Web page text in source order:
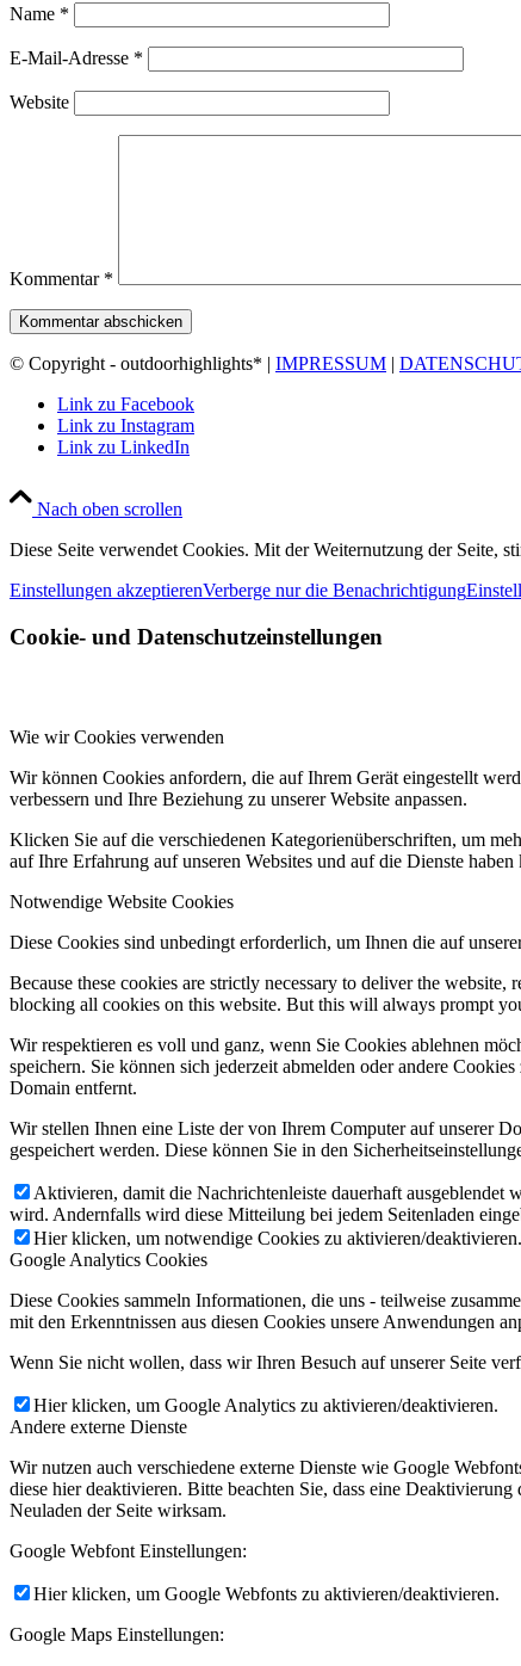
Name *
E-Mail-Adresse *
Website
Kommentar *
© Copyright - outdoorhighlights* | IMPRESSUM |
Link zu Facebook
Link zu Instagram
Link zu LinkedIn
Nach oben scrollen
Diese Seite verwendet Cookies. Mit der Weiternutzung der Seite,
Einstellungen akzeptierenVerberge nur die Benachrichtigung
Cookie- und Datenschutzeinstellungen
Wie wir Cookies verwenden
Wir können Cookies anfordern, die auf Ihrem Gerät eingestellt
verbessern und Ihre Beziehung zu unserer Website anpassen.
Klicken Sie auf die verschiedenen Kategorienüberschriften, um
auf Ihre Erfahrung auf unseren Websites und auf die Dienste
Notwendige Website Cookies
Diese Cookies sind unbedingt erforderlich, um Ihnen die auf
Because these cookies are strictly necessary to deliver the
blocking all cookies on this website. But this will always prompt
Wir respektieren es voll und ganz, wenn Sie Cookies ablehnen
speichern. Sie können sich jederzeit abmelden oder andere
Domain entfernt.
Wir stellen Ihnen eine Liste der von Ihrem Computer auf unserer
gespeichert werden. Diese können Sie in den
Aktivieren, damit die Nachrichtenleiste dauerhaft ausgeblendet
wird. Andernfalls wird diese Mitteilung bei jedem Seitenladen
Hier klicken, um notwendige Cookies zu aktivieren/deaktivieren.
Google Analytics Cookies
Diese Cookies sammeln Informationen, die uns - teilweise
mit den Erkenntnissen aus diesen Cookies unsere Anwendungen
Wenn Sie nicht wollen, dass wir Ihren Besuch auf unserer Seite
Hier klicken, um Google Analytics zu aktivieren/deaktivieren.
Andere externe Dienste
Wir nutzen auch verschiedene externe Dienste wie Google
diese hier deaktivieren. Bitte beachten Sie, dass eine
Neuladen der Seite wirksam.
Google Webfont Einstellungen:
Hier klicken, um Google Webfonts zu aktivieren/deaktivieren.
Google Maps Einstellungen: